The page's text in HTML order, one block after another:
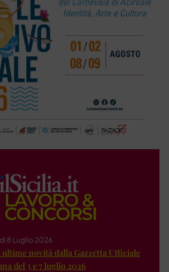
8 Luglio 2026
ultime novità dalla Gazzetta Ufficiale
del 3 e 7 luglio 2026